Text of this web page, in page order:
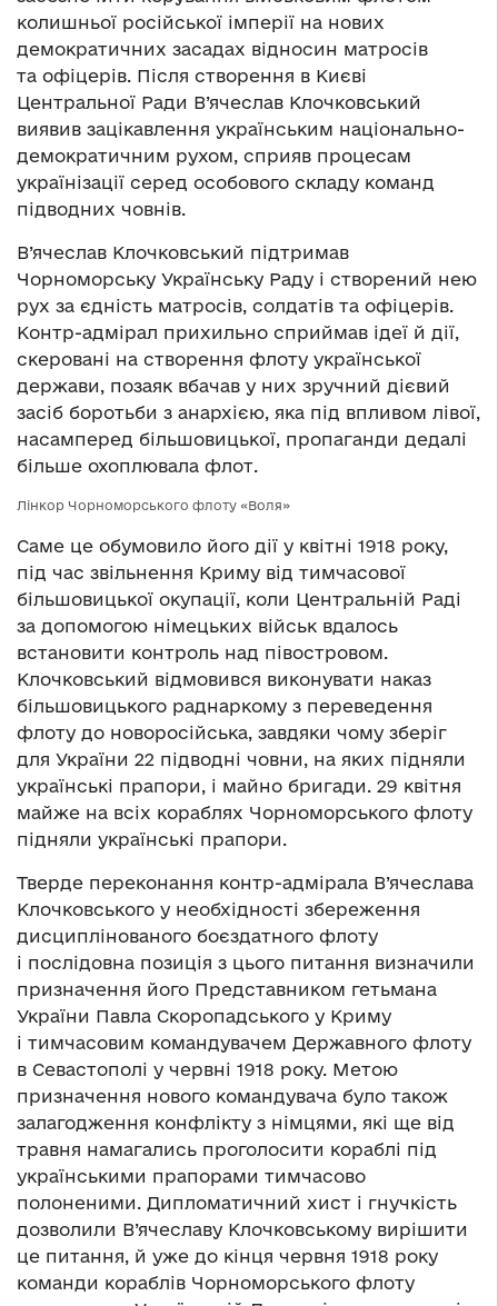
колишньої російської імперії на нових
демократичних засадах відносин матросів
та офіцерів. Після створення в Києві
Центральної Ради В’ячеслав Клочковський
виявив зацікавлення українським національно-
демократичним рухом, сприяв процесам
українізації серед особового складу команд
підводних човнів.
В’ячеслав Клочковський підтримав
Чорноморську Українську Раду і створений нею
рух за єдність матросів, солдатів та офіцерів.
Контр-адмірал прихильно сприймав ідеї й дії,
скеровані на створення флоту української
держави, позаяк вбачав у них зручний дієвий
засіб боротьби з анархією, яка під впливом лівої,
насамперед більшовицької, пропаганди дедалі
більше охоплювала флот.
Лінкор Чорноморського флоту «Воля»
Саме це обумовило його дії у квітні 1918 року,
під час звільнення Криму від тимчасової
більшовицької окупації, коли Центральній Раді
за допомогою німецьких військ вдалось
встановити контроль над півостровом.
Клочковський відмовився виконувати наказ
більшовицького раднаркому з переведення
флоту до новоросійська, завдяки чому зберіг
для України 22 підводні човни, на яких підняли
українські прапори, і майно бригади. 29 квітня
майже на всіх кораблях Чорноморського флоту
підняли українські прапори.
Тверде переконання контр-адмірала В’ячеслава
Клочковського у необхідності збереження
дисциплінованого боєздатного флоту
і послідовна позиція з цього питання визначили
призначення його Представником гетьмана
України Павла Скоропадського у Криму
і тимчасовим командувачем Державного флоту
в Севастополі у червні 1918 року. Метою
призначення нового командувача було також
залагодження конфлікту з німцями, які ще від
травня намагались проголосити кораблі під
українськими прапорами тимчасово
полоненими. Дипломатичний хист і гнучкість
дозволили В’ячеславу Клочковському вирішити
це питання, й уже до кінця червня 1918 року
команди кораблів Чорноморського флоту